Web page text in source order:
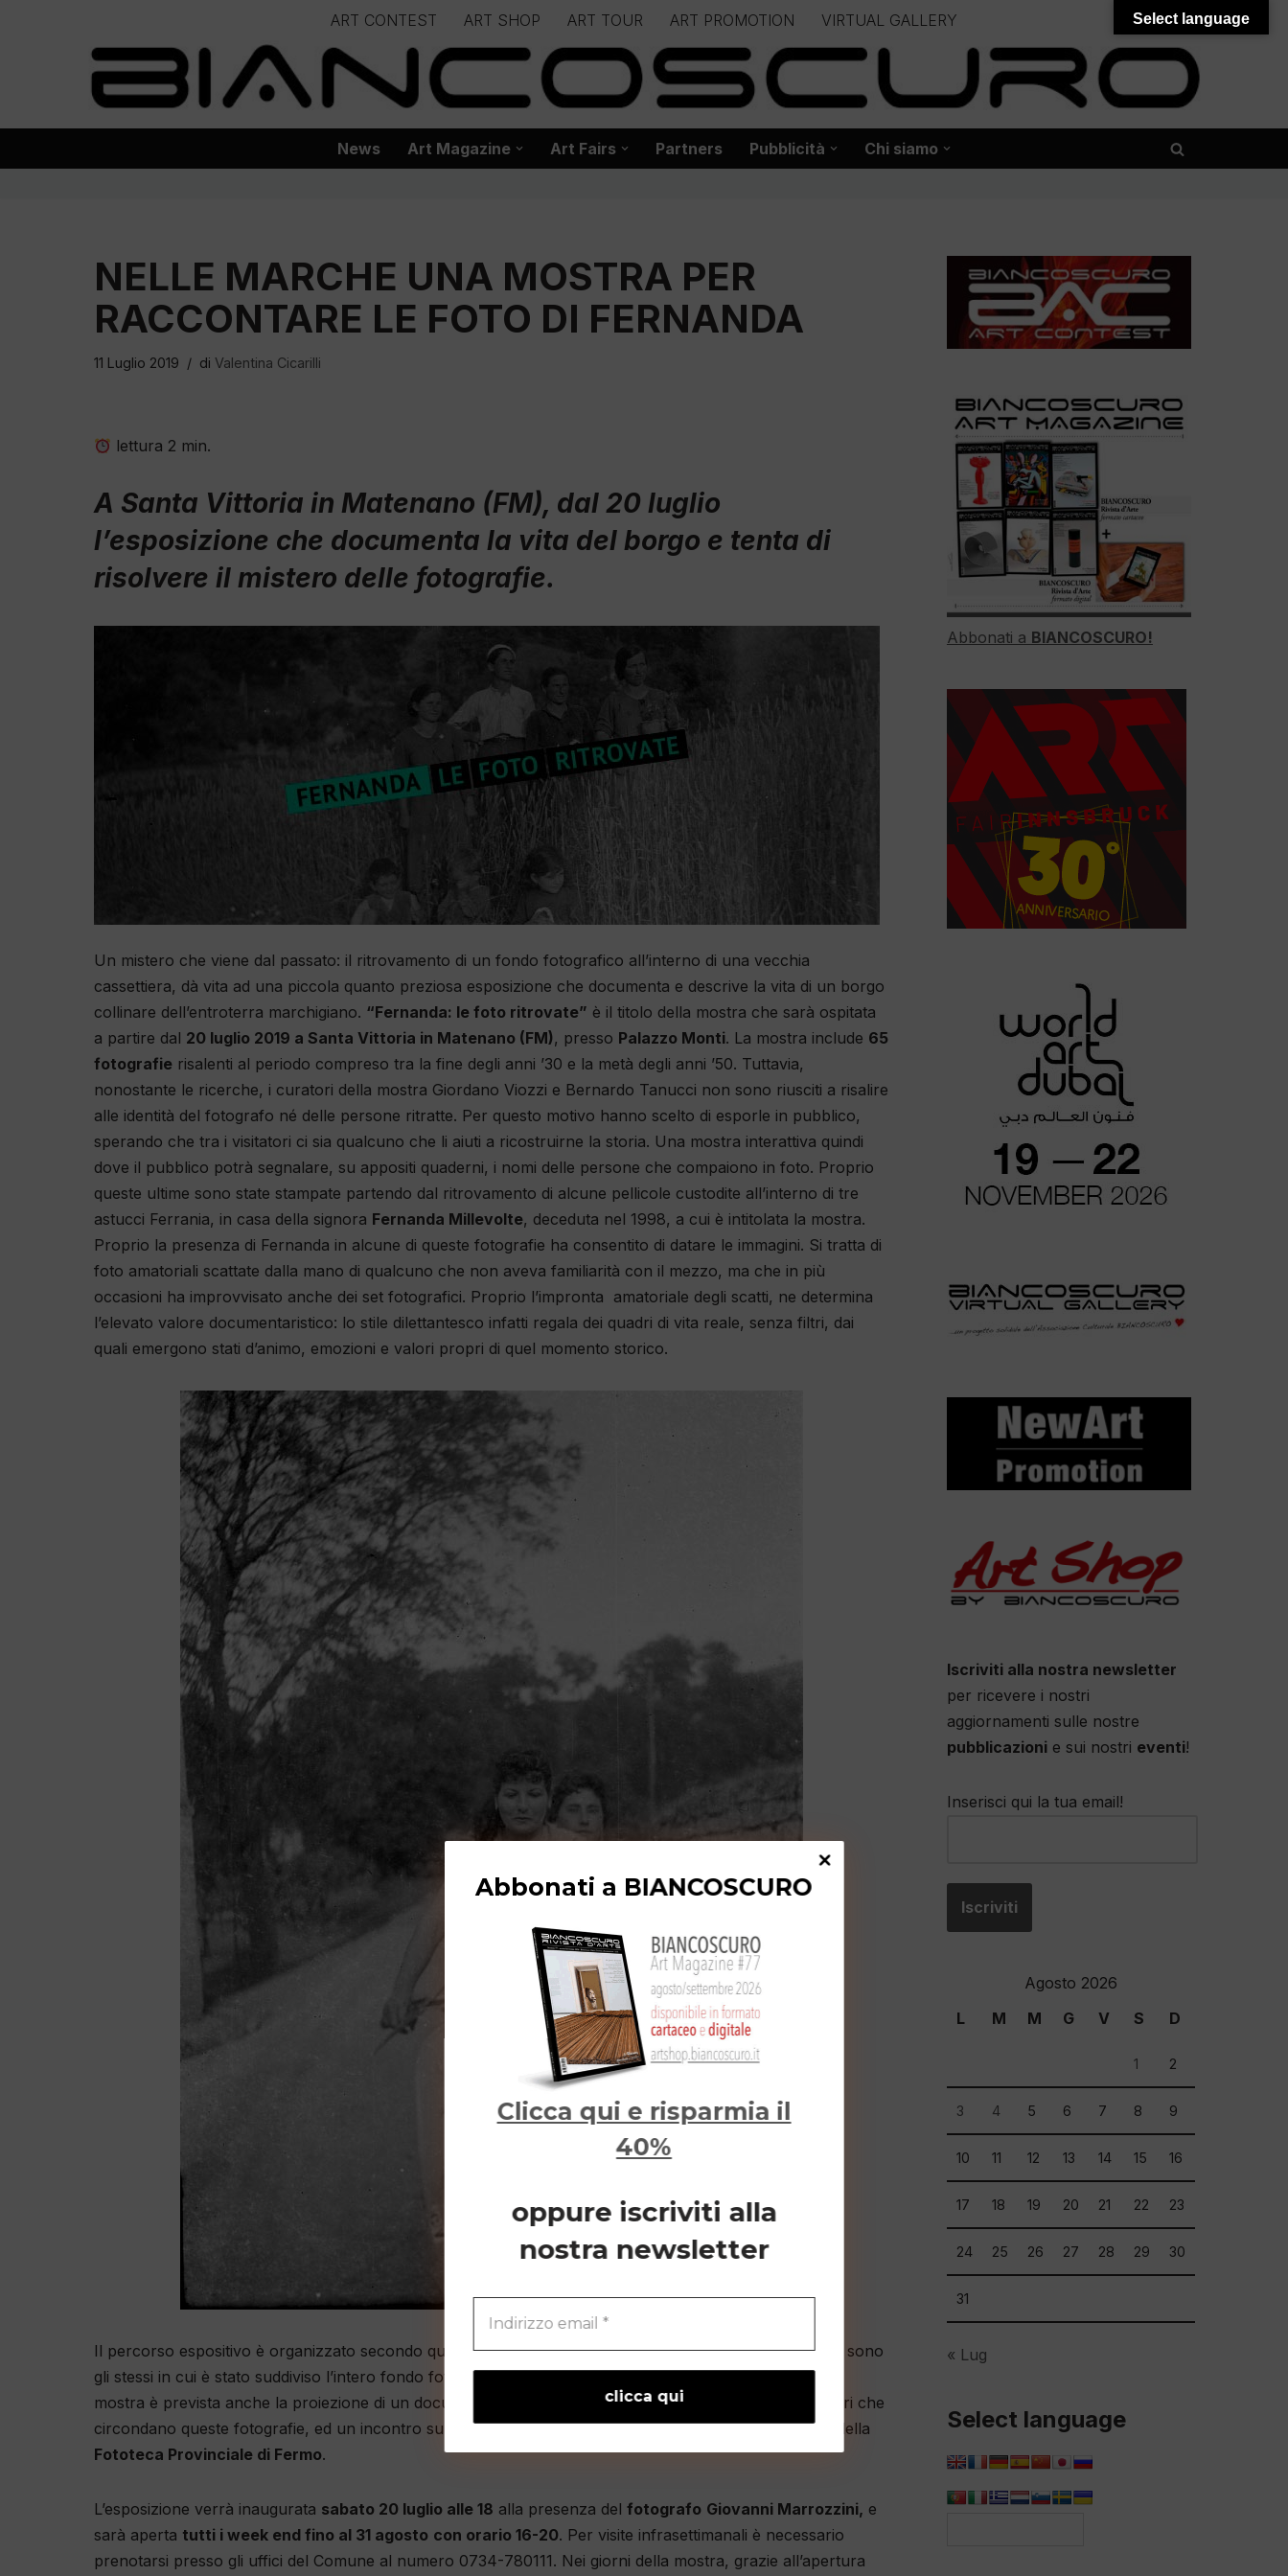
ART CONTEST ART SHOP ART TOUR ART PROMOTION VIRTUAL GALLERY
– – – – – – – – – – – – – – – www.biancoscuro.it – – – – – – – – – – – – – – –
– – – – – – – – – – – – – – – Progetto BIANCOSCURO – Editoria – Spazi Espositivi – Concorsi Internazionali – – – – – – – – – – – – – – –
News Art Magazine Art Fairs Partners Pubblicità Chi siamo
NELLE MARCHE UNA MOSTRA PER
RACCONTARE LE FOTO DI FERNANDA
11 Luglio 2019 di Valentina Cicarilli
lettura 2 min.
A Santa Vittoria in Matenano (FM), dal 20 luglio
l’esposizione che documenta la vita del borgo e tenta di
risolvere il mistero delle fotografie.
Un mistero che viene dal passato: il ritrovamento di un fondo fotografico all’interno di una vecchia
cassettiera, dà vita ad una piccola quanto preziosa esposizione che documenta e descrive la vita di un borgo
collinare dell’entroterra marchigiano. “Fernanda: le foto ritrovate” è il titolo della mostra che sarà ospitata
a partire dal 20 luglio 2019 a Santa Vittoria in Matenano (FM), presso Palazzo Monti. La mostra include 65
fotografie risalenti al periodo compreso tra la fine degli anni ’30 e la metà degli anni ’50. Tuttavia,
nonostante le ricerche, i curatori della mostra Giordano Viozzi e Bernardo Tanucci non sono riusciti a risalire
alle identità del fotografo né delle persone ritratte. Per questo motivo hanno scelto di esporle in pubblico,
sperando che tra i visitatori ci sia qualcuno che li aiuti a ricostruirne la storia. Una mostra interattiva quindi
dove il pubblico potrà segnalare, su appositi quaderni, i nomi delle persone che compaiono in foto. Proprio
queste ultime sono state stampate partendo dal ritrovamento di alcune pellicole custodite all’interno di tre
astucci Ferrania, in casa della signora Fernanda Millevolte, deceduta nel 1998, a cui è intitolata la mostra.
Proprio la presenza di Fernanda in alcune di queste fotografie ha consentito di datare le immagini. Si tratta di
foto amatoriali scattate dalla mano di qualcuno che non aveva familiarità con il mezzo, ma che in più
occasioni ha improvvisato anche dei set fotografici. Proprio l’impronta amatoriale degli scatti, ne determina
l’elevato valore documentaristico: lo stile dilettantesco infatti regala dei quadri di vita reale, senza filtri, dai
quali emergono stati d’animo, emozioni e valori propri di quel momento storico.
Il percorso espositivo è organizzato secondo quattro temi: “i volti”, “i luoghi”, “il lavoro”, “la morte”, che sono
gli stessi in cui è stato suddiviso l’intero fondo fotografico, comprendente 150 pellicole. Nei giorni della
mostra è prevista anche la proiezione di un documentario, che cercherà di ricostruire la storia e i misteri che
circondano queste fotografie, ed un incontro sull’importanza della fotografia documentaristica a cura della
Fototeca Provinciale di Fermo.
L’esposizione verrà inaugurata sabato 20 luglio alle 18 alla presenza del fotografo Giovanni Marrozzini, e
sarà aperta tutti i week end fino al 31 agosto con orario 16-20. Per visite infrasettimanali è necessario
prenotarsi presso gli uffici del Comune al numero 0734-780111. Nei giorni della mostra, grazie all’apertura
Abbonati a BIANCOSCURO
Clicca qui e risparmia il
40%
oppure iscriviti alla
nostra newsletter
Abbonati a BIANCOSCURO!
Iscriviti alla nostra newsletter
per ricevere i nostri
aggiornamenti sulle nostre
pubblicazionie sui nostri eventi!
Inserisci qui la tua email!
Agosto 2026
L
M M G V S D
1 2
3 4 5 6 7 8 9
10 11 12 13 14 15 16
17 18 19 20 21 22 23
24 25 26 27 28 29 30
31
« Lug
Select language
Select language